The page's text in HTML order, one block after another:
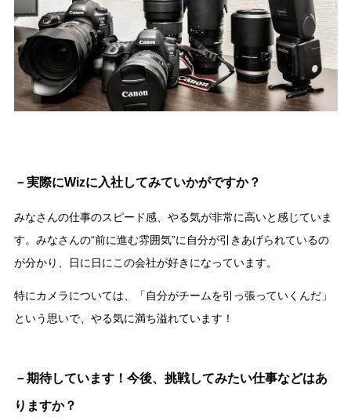
－実際にWizに入社してみていかがですか？
みなさんの仕事のスピード感、やる気が非常に高いと感じていま
す。みなさんの“前に進む雰囲気”に自分が引きあげられているの
が分かり、日に日にこの会社が好きになっています。
特にカメラについては、「自分がチームを引っ張っていくんだ」
という思いで、やる気に満ち溢れています！
－期待しています！今後、挑戦してみたい仕事などはあ
りますか？